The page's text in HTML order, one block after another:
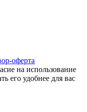
оферта
на использование
его удобнее для вас